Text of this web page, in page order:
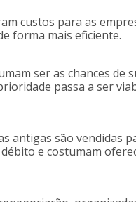
custos para as
forma mais eficiente.
ser as chances de
passa a ser
antigas são vendidas
e costumam